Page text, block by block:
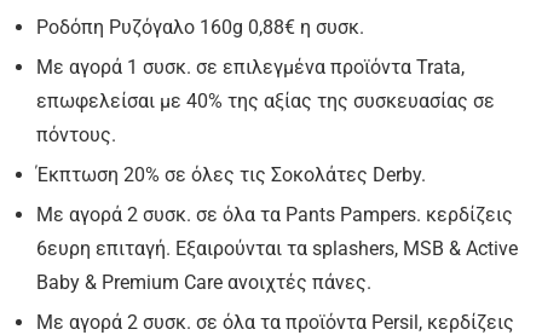
Ροδόπη Ρυζόγαλο 160g 0,88€ η συσκ.
Με αγορά 1 συσκ. σε επιλεγμένα προϊόντα Trata,
επωφελείσαι με 40% της αξίας της συσκευασίας σε
πόντους.
Έκπτωση 20% σε όλες τις Σοκολάτες Derby.
Με αγορά 2 συσκ. σε όλα τα Pants Pampers. κερδίζεις
6ευρη επιταγή. Εξαιρούνται τα splashers, MSB & Active
Baby & Premium Care ανοιχτές πάνες.
Με αγορά 2 συσκ. σε όλα τα προϊόντα Persil, κερδίζεις